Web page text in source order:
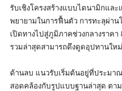
รับเชิงโครงสร้างแบบไดนามิกแล
พยายามในการฟื้นตัว การทะลุผ่าน
เปิดทางไปสู่ภูมิภาคช่วงกลางราค
รวมล่าสุดสามารถดึงดูดอุปทานให
ด้านลบ แนวรับเริ่มต้นอยู่ที่ประมา
สอดคล้องกับรูปแบบฐานล่าสุด ตา